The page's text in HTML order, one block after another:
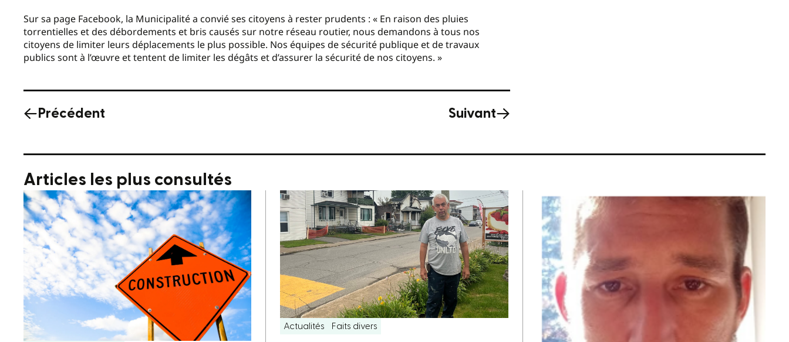
Sur sa page Facebook, la Municipalité a convié ses citoyens à rester prudents : « En raison des pluies
torrentielles et des débordements et bris causés sur notre réseau routier, nous demandons à tous nos
citoyens de limiter leurs déplacements le plus possible. Nos équipes de sécurité publique et de travaux
publics sont à l’œuvre et tentent de limiter les dégâts et d’assurer la sécurité de nos citoyens. »
Précédent Suivant
Articles les plus consultés
Actualités Faits divers